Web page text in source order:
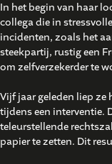
In het begin van haar
collega die in
incidenten, zoals het
steekpartij, rustig een
om zelfverzekerder te
Vijf jaar geleden liep ze
tijdens een interventie.
teleurstellende
papier te zetten. Dit